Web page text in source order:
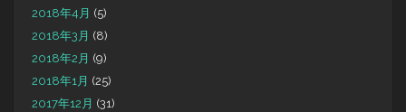
2018年4月 (5)
2018年3月 (8)
2018年2月 (9)
2018年1月 (25)
2017年12月 (31)